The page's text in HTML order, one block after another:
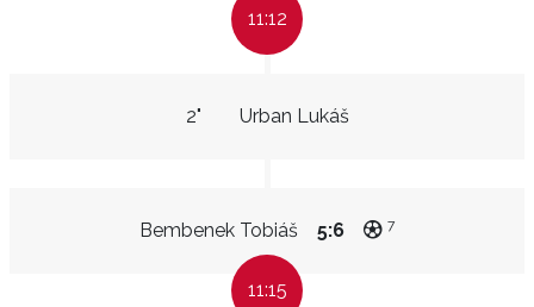
11:12
Urban Lukáš
2"
Bembenek Tobiáš 5:6 7
11:15